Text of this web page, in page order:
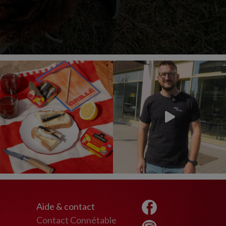
Aide & contact
Contact Connétable